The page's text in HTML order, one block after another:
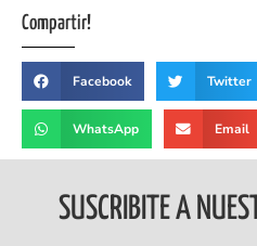
Compartir!
Facebook Twitter
WhatsApp Email
SUSCRIBITE A